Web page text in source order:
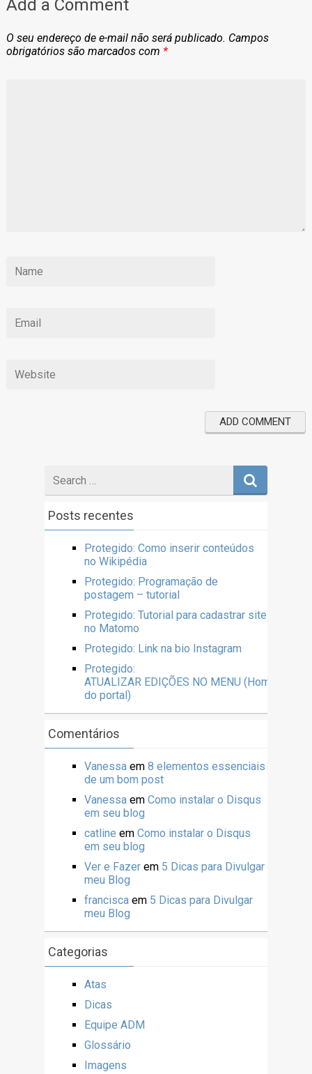
Add a Comment
O seu endereço de e-mail não será publicado. Campos
obrigatórios são marcados com *
Posts recentes
Protegido: Como inserir conteúdos
no Wikipédia
Protegido: Programação de
postagem – tutorial
Protegido: Tutorial para cadastrar site
no Matomo
Protegido: Link na bio Instagram
Protegido:
ATUALIZAR EDIÇÕES NO MENU (Home
do portal)
Comentários
Vanessaem 8 elementos essenciais
de um bom post
Vanessaem Como instalar o Disqus
em seu blog
catline em Como instalar o Disqus
em seu blog
Ver e Fazerem 5 Dicas para Divulgar
meu Blog
franciscaem 5 Dicas para Divulgar
meu Blog
Categorias
Atas
Dicas
Equipe ADM
Glossário
Imagens